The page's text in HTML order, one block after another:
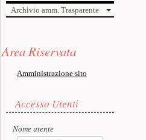
Archivio amm. Trasparente
Area Riservata
Amministrazione sito
Accesso utente
Accesso Utenti
Nome utente